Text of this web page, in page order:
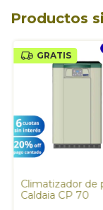
Productos
GRATIS
Climatizador de
Caldaia CP 70